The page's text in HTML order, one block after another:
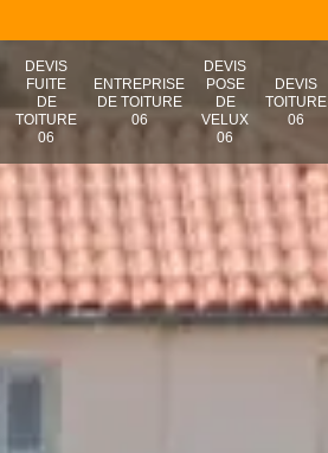
DEVIS
FUITE
DE
TOITURE
06
ENTREPRISE
DE TOITURE
06
DEVIS
POSE
DE
VELUX
06
DEVIS
TOITURE
06